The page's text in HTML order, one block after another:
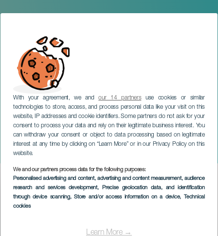
With your agreement, we andour 14 partnersuse cookies or similar
technologies to store, access, and process personal data like your visit on this
website, IP addresses and cookie identifiers. Some partners do not ask for your
consent to process your data and rely on their legitimate business interest. You
can withdraw your consent or object to data processing based on legitimate
interest at any time by clicking on “Learn More” or in our Privacy Policy on this
website.
We and our partners process data for the following purposes:
Personalised advertising and content, advertising and content measurement, audience
research and services development, Precise geolocation data, and identification
through device scanning, Store and/or access information on a device, Technical
cookies
Learn More →
Oktoberfest à La Laguna
TENERIFE
Imagen
Listado